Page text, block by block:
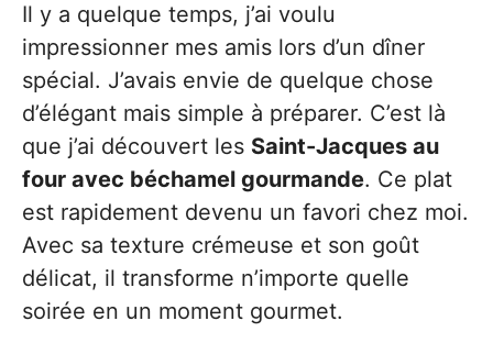
Il y a quelque temps, j’ai voulu
impressionner mes amis lors d’un dîner
spécial. J’avais envie de quelque chose
d’élégant mais simple à préparer. C’est là
que j’ai découvert les Saint-Jacques au
four avec béchamel gourmande. Ce plat
est rapidement devenu un favori chez moi.
Avec sa texture crémeuse et son goût
délicat, il transforme n’importe quelle
soirée en un moment gourmet.